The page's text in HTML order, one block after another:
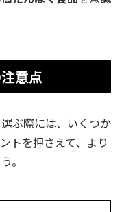
意点
ぶ際には、いくつか
トを押さえて、より
。